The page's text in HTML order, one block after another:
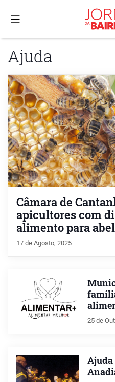
Ajuda
Câmara de
apicultores com
alimento para
17 de Agosto, 2025
25 de